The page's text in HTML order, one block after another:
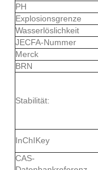
PH
Explosionsgrenze
Wasserlöslichkeit
JECFA-Nummer
Merck
BRN
Stabilität:
InChIKey
CAS-